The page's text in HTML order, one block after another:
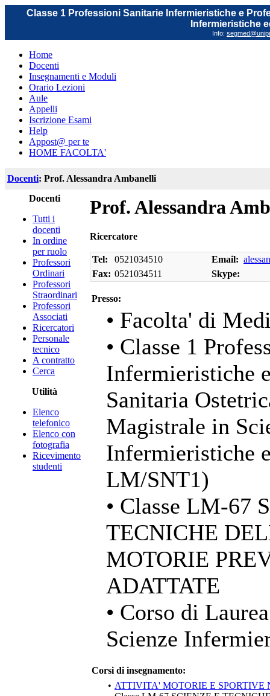
Classe 1 Professioni Sanitarie Infermieristiche e
Infermieristiche
Info:
Home
Docenti
Insegnamenti e Moduli
Orario Lezioni
Aule
Appelli
Iscrizione Esami
Help
Appost@ per te
HOME FACOLTA'
Docenti: Prof. Alessandra Ambanelli
Docenti
Tutti i
docenti
In ordine
per ruolo
Professori
Ordinari
Professori
Straordinari
Professori
Associati
Ricercatori
Personale
tecnico
A contratto
Cerca
Utilità
Elenco
telefonico
Elenco con
fotografia
Ricevimento
studenti
Prof. Alessandra
Ricercatore
Tel: 0521034510 Email:
Fax: 0521034511 Skype:
Presso:
• Facolta' di
• Classe 1
Infermieristiche
Sanitaria
Magistrale in
Infermieristiche
LM/SNT1)
• Classe LM-67
TECNICHE
MOTORIE
ADATTATE
• Corso di
Scienze
Corsi di insegnamento:
• ATTIVITA' MOTORIE E